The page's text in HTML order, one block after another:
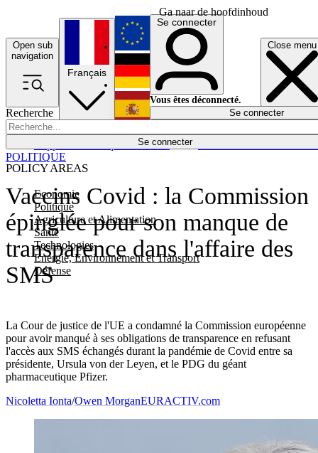
Ga naar de hoofdinhoud
Open sub
navigation
Close menu
Recherche
Se connecter
POLICY AREAS
Economie
Politique
Agriculture et Alimentation
Santé
Technologies
Energie, Environnement et Transport
Défense
Économie
Français
English
Deutsch
Español
Se connecter
Vous êtes déconnecté.
Se connecter
Vaccins Covid : la Commission
épinglée pour son manque de
transparence dans l'affaire des
SMS
La Cour de justice de l'UE a condamné la Commission européenne
pour avoir manqué à ses obligations de transparence en refusant
l'accès aux SMS échangés durant la pandémie de Covid entre sa
présidente, Ursula von der Leyen, et le PDG du géant
pharmaceutique Pfizer.
POLITIQUE
Nicoletta Ionta/Owen MorganEURACTIV.com